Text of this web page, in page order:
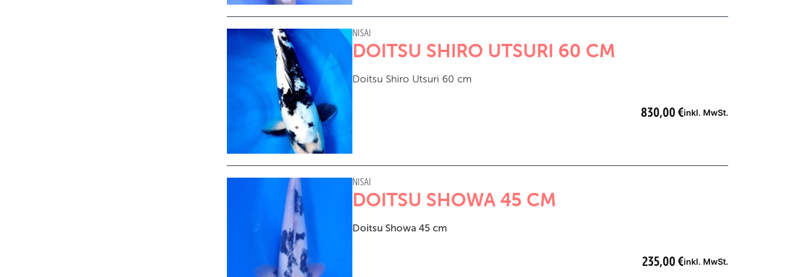
NISAI
DOITSU SHIRO UTSURI 60 CM
830,00 €inkl. MwSt.
Doitsu Shiro Utsuri 60 cm
NISAI
DOITSU SHOWA 45 CM
235,00 €inkl. MwSt.
Doitsu Showa 45 cm